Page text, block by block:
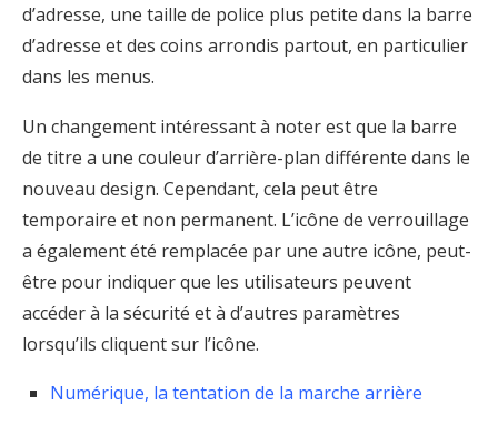
d’adresse, une taille de police plus petite dans la barre
d’adresse et des coins arrondis partout, en particulier
dans les menus.
Un changement intéressant à noter est que la barre
de titre a une couleur d’arrière-plan différente dans le
nouveau design. Cependant, cela peut être
temporaire et non permanent. L’icône de verrouillage
a également été remplacée par une autre icône, peut-
être pour indiquer que les utilisateurs peuvent
accéder à la sécurité et à d’autres paramètres
lorsqu’ils cliquent sur l’icône.
Numérique, la tentation de la marche arrière